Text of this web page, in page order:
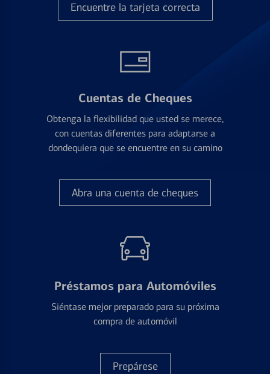
Encuentre la tarjeta correcta
Cuentas de Cheques
Obtenga la flexibilidad que usted se merece,
con cuentas diferentes para adaptarse a
dondequiera que se encuentre en su camino
Abra una cuenta de cheques
Préstamos para Automóviles
Siéntase mejor preparado para su próxima
compra de automóvil
Prepárese